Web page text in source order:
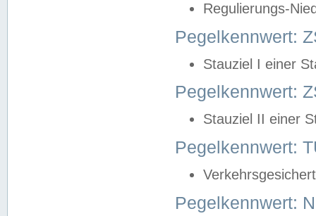
Regulierungs-
Pegelkennwert:
Stauziel I einer
Pegelkennwert:
Stauziel II einer
Pegelkennwert:
Pegelkennwert: